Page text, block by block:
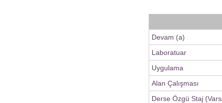
Devam (a)
Laboratuar
Uygulama
Alan Çalışması
Derse Özgü Staj